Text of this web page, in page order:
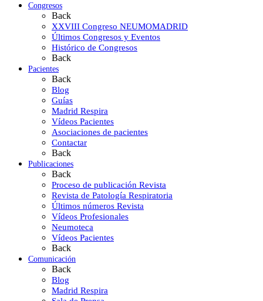
Congresos
Back
XXVIII Congreso NEUMOMADRID
Últimos Congresos y Eventos
Histórico de Congresos
Back
Pacientes
Back
Blog
Guías
Madrid Respira
Vídeos Pacientes
Asociaciones de pacientes
Contactar
Back
Publicaciones
Back
Proceso de publicación Revista
Revista de Patología Respiratoria
Últimos números Revista
Vídeos Profesionales
Neumoteca
Vídeos Pacientes
Back
Comunicación
Back
Blog
Madrid Respira